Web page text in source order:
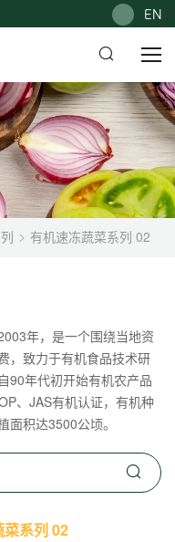
EN
有机速冻蔬菜系列 02
年，是一个围绕当地资
，致力于有机食品技术研
90年代初开始有机农产品
、JAS有机认证，有机种
积达3500公顷。
系列 02